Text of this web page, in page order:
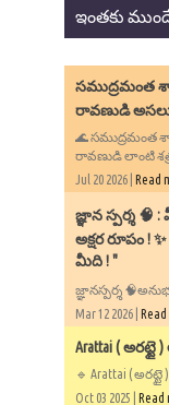
ఇంతకు
సముద్రమంత
రావణుడి అసలు
🌊 సముద్రమంత
రావణుడి లాంటి
Jul 20 2026 | Read
​జ్ఞాన స్పర్శ
అక్షర రూపం !
మీది ! "
జ్ఞానస్పర్శ
Mar 12 2026 |
Arattai (
🔹 Arattai (
Oct 03 2025 | Read